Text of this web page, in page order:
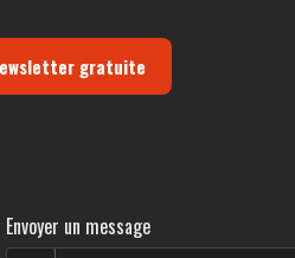
gratuite
Envoyer un message